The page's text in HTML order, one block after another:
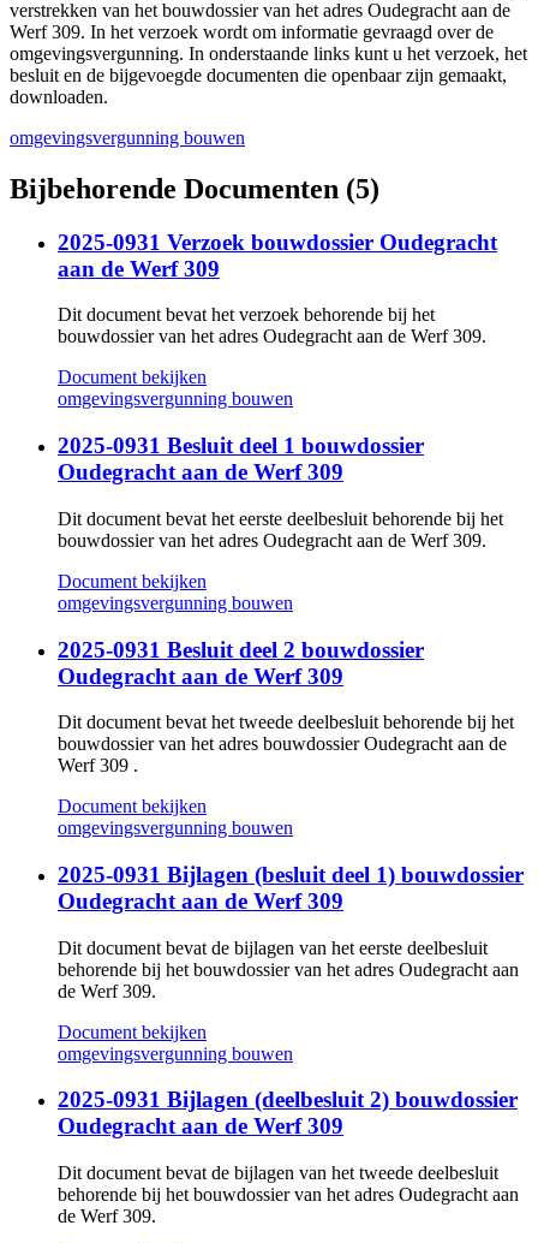
verstrekken van het bouwdossier van het adres Oudegracht aan de
Werf 309. In het verzoek wordt om informatie gevraagd over de
omgevingsvergunning. In onderstaande links kunt u het verzoek, het
besluit en de bijgevoegde documenten die openbaar zijn gemaakt,
downloaden.
omgevingsvergunning bouwen
Bijbehorende Documenten (5)
2025-0931 Verzoek bouwdossier Oudegracht
aan de Werf 309
Dit document bevat het verzoek behorende bij het
bouwdossier van het adres Oudegracht aan de Werf 309.
Document bekijken
omgevingsvergunning bouwen
2025-0931 Besluit deel 1 bouwdossier
Oudegracht aan de Werf 309
Dit document bevat het eerste deelbesluit behorende bij het
bouwdossier van het adres Oudegracht aan de Werf 309.
Document bekijken
omgevingsvergunning bouwen
2025-0931 Besluit deel 2 bouwdossier
Oudegracht aan de Werf 309
Dit document bevat het tweede deelbesluit behorende bij het
bouwdossier van het adres bouwdossier Oudegracht aan de
Werf 309 .
Document bekijken
omgevingsvergunning bouwen
2025-0931 Bijlagen (besluit deel 1) bouwdossier
Oudegracht aan de Werf 309
Dit document bevat de bijlagen van het eerste deelbesluit
behorende bij het bouwdossier van het adres Oudegracht aan
de Werf 309.
Document bekijken
omgevingsvergunning bouwen
2025-0931 Bijlagen (deelbesluit 2) bouwdossier
Oudegracht aan de Werf 309
Dit document bevat de bijlagen van het tweede deelbesluit
behorende bij het bouwdossier van het adres Oudegracht aan
de Werf 309.